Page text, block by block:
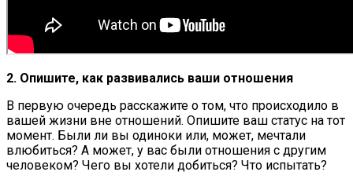
2. Опишите, как развивались ваши отношения
В первую очередь расскажите о том, что происходило в
вашей жизни вне отношений. Опишите ваш статус на тот
момент. Были ли вы одиноки или, может, мечтали
влюбиться? А может, у вас были отношения с другим
человеком? Чего вы хотели добиться? Что испытать?